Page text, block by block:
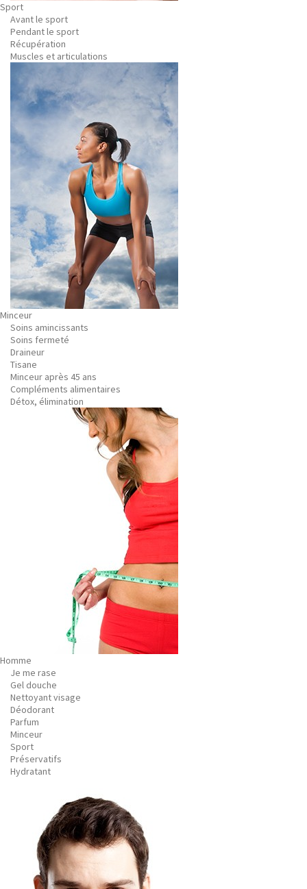
Sport
Avant le sport
Pendant le sport
Récupération
Muscles et articulations
Minceur
Soins amincissants
Soins fermeté
Draineur
Tisane
Minceur après 45 ans
Compléments alimentaires
Détox, élimination
Homme
Je me rase
Gel douche
Nettoyant visage
Déodorant
Parfum
Minceur
Sport
Préservatifs
Hydratant